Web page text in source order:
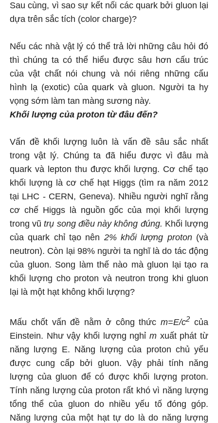
Sau cùng, vì sao sự kết nối các quark bởi gluon lại
dựa trên sắc tích (color charge)?
Nếu các nhà vật lý có thể trả lời những câu hỏi đó
thì chúng ta có thể hiểu được sâu hơn cấu trúc
của vật chất nói chung và nói riêng những cấu
hình lạ (exotic) của quark và gluon. Người ta hy
vọng sớm làm tan màng sương này.
Khối lượng của proton từ đâu đến?
Vấn đề khối lượng luôn là vấn đề sâu sắc nhất
trong vật lý. Chúng ta đã hiểu được vì đâu mà
quark và lepton thu được khối lượng. Cơ chế tạo
khối lượng là cơ chế hạt Higgs (tìm ra năm 2012
tại LHC - CERN, Geneva). Nhiều người nghĩ rằng
cơ chế Higgs là nguồn gốc của mọi khối lượng
trong vũtrụ song điều này không đúng. Khối lượng
của quark chỉ tạo nên 2% khối lượng proton(và
neutron). Còn lại 98% người ta nghĩ là do tác động
của gluon. Song làm thế nào mà gluon lại tạo ra
khối lượng cho proton và neutron trong khi gluon
lại là một hạt không khối lượng?
Mấu chốt vấn đề nằm ở công thứcm=E/c2 của
Einstein. Như vậy khối lượng nghỉ m xuất phát từ
năng lượng E. Năng lượng của proton chủ yếu
được cung cấp bởi gluon. Vậy phải tính năng
lượng của gluon để có được khối lượng proton.
Tính năng lượng của proton rất khó vì năng lượng
tổng thể của gluon do nhiều yếu tố đóng góp.
Năng lượng của một hạt tự do là do năng lượng